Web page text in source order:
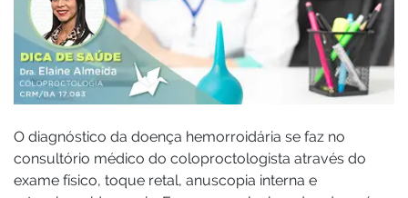
O diagnóstico da doença hemorroidária se faz no
consultório médico do coloproctologista através do
exame físico, toque retal, anuscopia interna e